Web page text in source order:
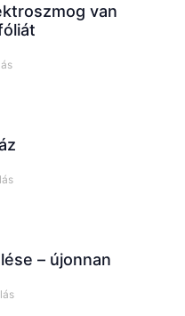
van
– újonnan